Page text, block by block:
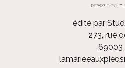
édité par
273, rue
69003